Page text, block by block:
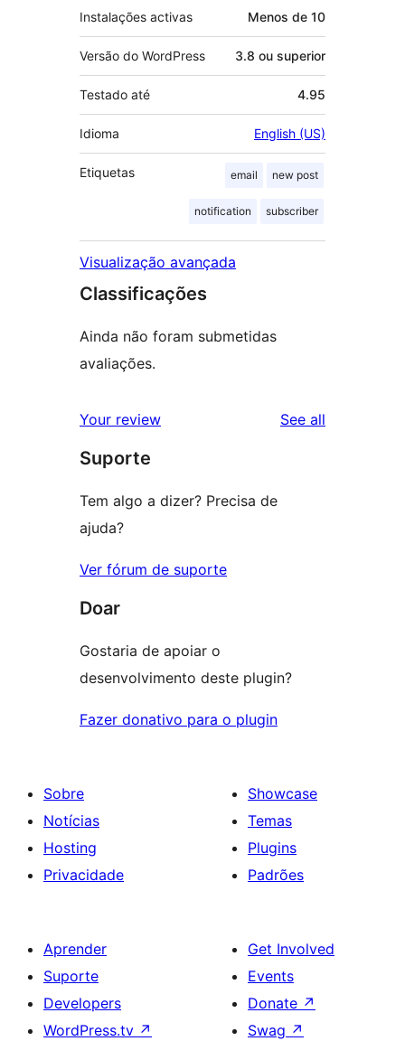
Instalações activas Menos de 10
Versão do WordPress 3.8 ou superior
Testado até 4.95
Idioma English (US)
Etiquetas email new post
notification subscriber
Visualização avançada
Classificações
Ainda não foram submetidas
avaliações.
Your review See all
Suporte
Tem algo a dizer? Precisa de
ajuda?
Ver fórum de suporte
Doar
Gostaria de apoiar o
desenvolvimento deste plugin?
Fazer donativo para o plugin
Sobre
Notícias
Hosting
Privacidade
Showcase
Temas
Plugins
Padrões
Aprender
Suporte
Developers
WordPress.tv ↗
Get Involved
Events
Donate ↗
Swag ↗